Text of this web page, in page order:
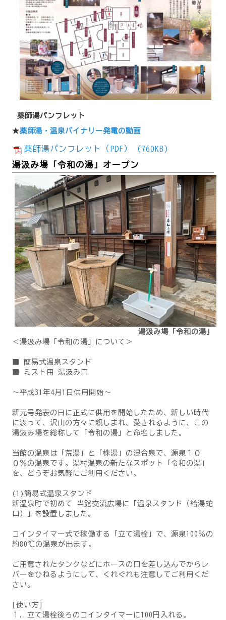
薬師湯パンフレット
★薬師湯・温泉バイナリー発電の動画
薬師湯パンフレット（PDF） (760KB)
湯汲み場「令和の湯」オープン
湯汲み場「令和の湯」
＜湯汲み場「令和の湯」について＞
■ 簡易式温泉スタンド
■ ミスト用 湯汲み口
～平成31年4月1日供用開始～
新元号発表の日に正式に供用を開始したため、新しい時代
に渡って、沢山の方々に親しまれ、愛されるように、この
湯汲み場を総称して「令和の湯」と命名しました。
当館の温泉は「荒湯」と「株湯」の混合泉で、源泉１０
０％の温泉です。湯村温泉の新たなスポット「令和の湯」
を、どうぞお気軽にご利用ください。
(1)簡易式温泉スタンド
新温泉町で初めて 当館交流広場に「温泉スタンド（給湯蛇
口）」を設置しました。
コインタイマー式で稼働する「立て湯栓」で、源泉100％の
約80℃の温泉が出ます。
ご用意されたタンクなどにホースの口を差し込んでからレ
バーをひねるようにして、くれぐれも注意してご利用くだ
さい。
[使い方]
１．立て湯栓後ろのコインタイマーに100円入れる。